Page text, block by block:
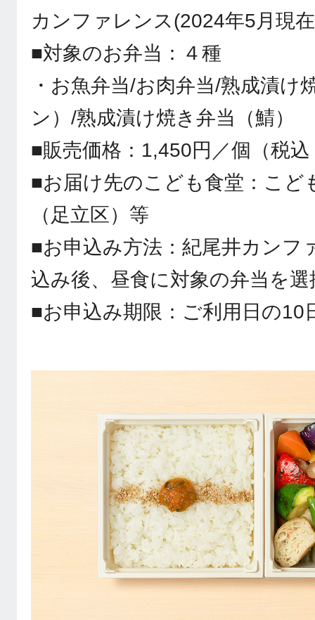
カンファレンス(2024年5月現
■対象のお弁当：４種
・お魚弁当/お肉弁当/熟成漬け
ン）/熟成漬け焼き弁当（鯖）
■販売価格：1,450円／個（税
■お届け先のこども食堂：こど
（足立区）等
■お申込み方法：紀尾井カンフ
込み後、昼食に対象の弁当を選
■お申込み期限：ご利用日の10